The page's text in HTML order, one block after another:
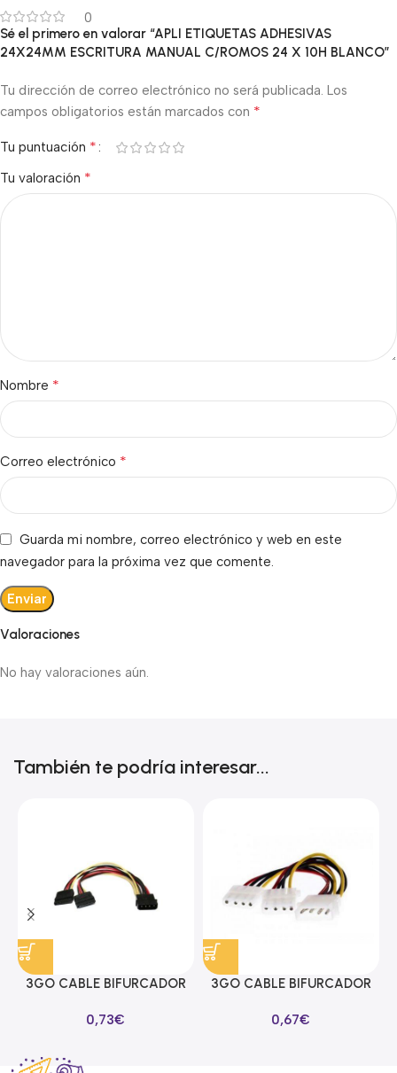
0
Valoraciones
No hay valoraciones aún.
Sé el primero en valorar “APLI ETIQUETAS ADHESIVAS
24X24MM ESCRITURA MANUAL C/ROMOS 24 X 10H BLANCO”
Tu dirección de correo electrónico no será publicada. Los
campos obligatorios están marcados con *
Tu puntuación *
Tu valoración *
Nombre *
Correo electrónico *
Guarda mi nombre, correo electrónico y web en este
navegador para la próxima vez que comente.
También te podría interesar...
3GO CABLE BIFURCADOR
0,73€
3GO CABLE BIFURCADOR
0,67€